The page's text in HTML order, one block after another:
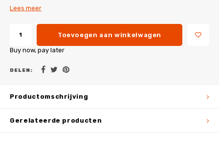
Lees meer
Toevoegen aan winkelwagen
Buy now, pay later
DELEN:
Productomschrijving
Gerelateerde producten